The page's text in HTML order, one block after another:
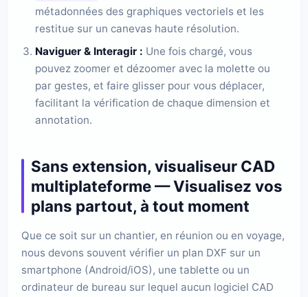
métadonnées des graphiques vectoriels et les
restitue sur un canevas haute résolution.
Naviguer & Interagir : Une fois chargé, vous
pouvez zoomer et dézoomer avec la molette ou
par gestes, et faire glisser pour vous déplacer,
facilitant la vérification de chaque dimension et
annotation.
Sans extension, visualiseur CAD
multiplateforme — Visualisez vos
plans partout, à tout moment
Que ce soit sur un chantier, en réunion ou en voyage,
nous devons souvent vérifier un plan DXF sur un
smartphone (Android/iOS), une tablette ou un
ordinateur de bureau sur lequel aucun logiciel CAD